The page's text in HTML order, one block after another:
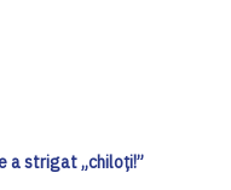
a strigat „chiloți!”